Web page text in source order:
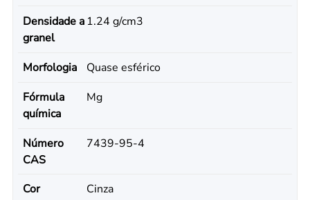
Densidade a
granel
1.24 g/cm3
Morfologia
Quase esférico
Fórmula
química
Mg
Número
CAS
7439-95-4
Cor Cinza